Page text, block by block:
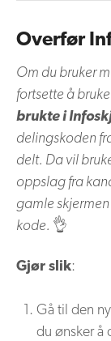
Overfør
Om du bruker
fortsette å bruke
brukte i
delingskoden
delt. Da vil
oppslag fra
gamle
kode. 👌
Gjør slik:
Gå til den
du ønsker å